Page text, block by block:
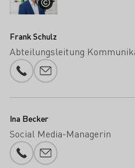
Frank Schulz
Abteilungsleitung
Telefonnummer
E-Mail-Adresse
Ina Becker
Social Media-Managerin
Telefonnummer
E-Mail-Adresse